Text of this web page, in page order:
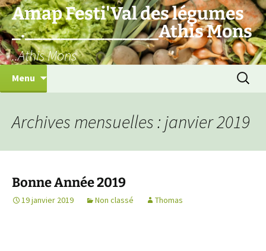
Aller
au
contenu
Amap Festi'Val des légumes
_._______________Athis Mons
..Athis Mons
Menu
Archives mensuelles : janvier 2019
Bonne Année 2019
19 janvier 2019 Non classé Thomas